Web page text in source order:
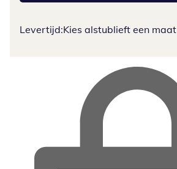
Levertijd:Kies alstublieft een maat